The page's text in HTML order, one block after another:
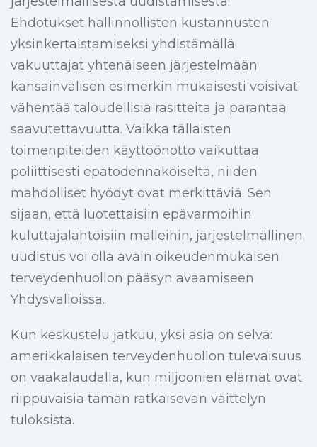
Ehdotukset hallinnollisten kustannusten
yksinkertaistamiseksi yhdistämällä
vakuuttajat yhtenäiseen järjestelmään
kansainvälisen esimerkin mukaisesti voisivat
vähentää taloudellisia rasitteita ja parantaa
saavutettavuutta. Vaikka tällaisten
toimenpiteiden käyttöönotto vaikuttaa
poliittisesti epätodennäköiseltä, niiden
mahdolliset hyödyt ovat merkittäviä. Sen
sijaan, että luotettaisiin epävarmoihin
kuluttajalähtöisiin malleihin, järjestelmällinen
uudistus voi olla avain oikeudenmukaisen
terveydenhuollon pääsyn avaamiseen
Yhdysvalloissa.
Kun keskustelu jatkuu, yksi asia on selvä:
amerikkalaisen terveydenhuollon tulevaisuus
on vaakalaudalla, kun miljoonien elämät ovat
riippuvaisia tämän ratkaisevan väittelyn
tuloksista.